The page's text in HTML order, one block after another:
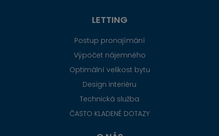
LETTING
Postup pronajímání
Výpočet nájemného
Optimální velikost bytu
Design interiéru
Technická služba
ČASTO KLADENÉ DOTAZY